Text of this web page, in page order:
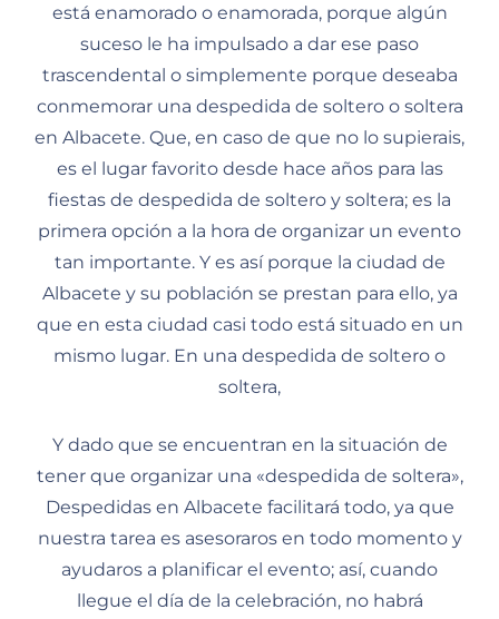
está enamorado o enamorada, porque algún
suceso le ha impulsado a dar ese paso
trascendental o simplemente porque deseaba
conmemorar una despedida de soltero o soltera
en Albacete. Que, en caso de que no lo supierais,
es el lugar favorito desde hace años para las
fiestas de despedida de soltero y soltera; es la
primera opción a la hora de organizar un evento
tan importante. Y es así porque la ciudad de
Albacete y su población se prestan para ello, ya
que en esta ciudad casi todo está situado en un
mismo lugar. En una despedida de soltero o
soltera,
Y dado que se encuentran en la situación de
tener que organizar una «despedida de soltera»,
Despedidas en Albacete facilitará todo, ya que
nuestra tarea es asesoraros en todo momento y
ayudaros a planificar el evento; así, cuando
llegue el día de la celebración, no habrá